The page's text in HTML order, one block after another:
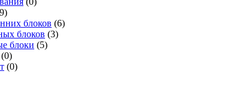
блоков (6)
блоков (3)
блоки (5)
(0)
(0)